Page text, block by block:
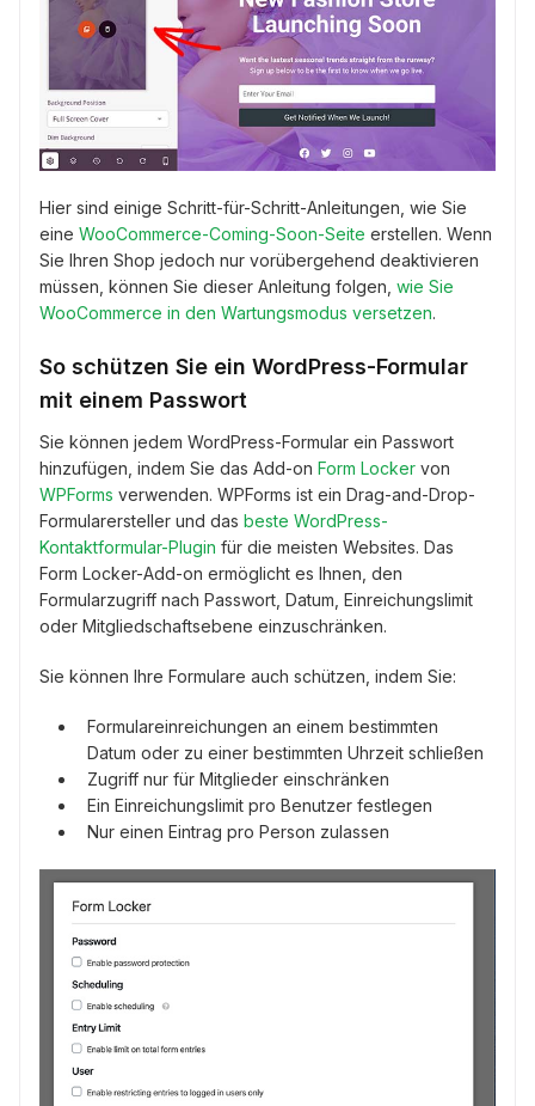
Hier sind einige Schritt-für-Schritt-Anleitungen, wie Sie
eine WooCommerce-Coming-Soon-Seite erstellen. Wenn
Sie Ihren Shop jedoch nur vorübergehend deaktivieren
müssen, können Sie dieser Anleitung folgen, wie Sie
WooCommerce in den Wartungsmodus versetzen.
So schützen Sie ein WordPress-Formular
mit einem Passwort
Sie können jedem WordPress-Formular ein Passwort
hinzufügen, indem Sie das Add-on Form Locker von
WPForms verwenden. WPForms ist ein Drag-and-Drop-
Formularersteller und das beste WordPress-
Kontaktformular-Plugin für die meisten Websites. Das
Form Locker-Add-on ermöglicht es Ihnen, den
Formularzugriff nach Passwort, Datum, Einreichungslimit
oder Mitgliedschaftsebene einzuschränken.
Sie können Ihre Formulare auch schützen, indem Sie:
Formulareinreichungen an einem bestimmten
Datum oder zu einer bestimmten Uhrzeit schließen
Zugriff nur für Mitglieder einschränken
Ein Einreichungslimit pro Benutzer festlegen
Nur einen Eintrag pro Person zulassen